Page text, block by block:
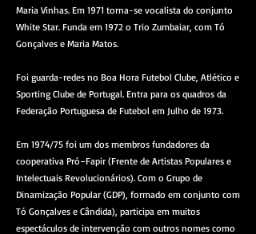
Maria Vinhas. Em 1971 torna-se vocalista do conjunto
White Star. Funda em 1972 o Trio Zumbaiar, com Tó
Gonçalves e Maria Matos.
Foi guarda-redes no Boa Hora Futebol Clube, Atlético e
Sporting Clube de Portugal. Entra para os quadros da
Federação Portuguesa de Futebol em Julho de 1973.
Em 1974/75 foi um dos membros fundadores da
cooperativa Pró–Fapir (Frente de Artistas Populares e
Intelectuais Revolucionários). Com o Grupo de
Dinamização Popular (GDP), formado em conjunto com
Tó Gonçalves e Cândida), participa em muitos
espectáculos de intervenção com outros nomes como